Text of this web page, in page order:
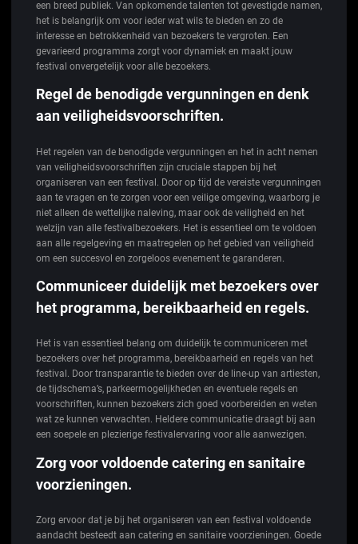
een breed publiek. Van opkomende talenten tot gevestigde namen,
het is belangrijk om voor ieder wat wils te bieden en zo de
interesse en betrokkenheid van bezoekers te vergroten. Een
gevarieerd programma zorgt voor dynamiek en maakt jouw
festival onvergetelijk voor alle bezoekers.
Regel de benodigde vergunningen en denk
aan veiligheidsvoorschriften.
Het regelen van de benodigde vergunningen en het in acht nemen
van veiligheidsvoorschriften zijn cruciale stappen bij het
organiseren van een festival. Door op tijd de vereiste vergunningen
aan te vragen en te zorgen voor een veilige omgeving, waarborg je
niet alleen de wettelijke naleving, maar ook de veiligheid en het
welzijn van alle festivalbezoekers. Het is essentieel om te voldoen
aan alle regelgeving en maatregelen op het gebied van veiligheid
om een succesvol en zorgeloos evenement te garanderen.
Communiceer duidelijk met bezoekers over
het programma, bereikbaarheid en regels.
Het is van essentieel belang om duidelijk te communiceren met
bezoekers over het programma, bereikbaarheid en regels van het
festival. Door transparantie te bieden over de line-up van artiesten,
de tijdschema’s, parkeermogelijkheden en eventuele regels en
voorschriften, kunnen bezoekers zich goed voorbereiden en weten
wat ze kunnen verwachten. Heldere communicatie draagt bij aan
een soepele en plezierige festivalervaring voor alle aanwezigen.
Zorg voor voldoende catering en sanitaire
voorzieningen.
Zorg ervoor dat je bij het organiseren van een festival voldoende
aandacht besteedt aan catering en sanitaire voorzieningen. Goede